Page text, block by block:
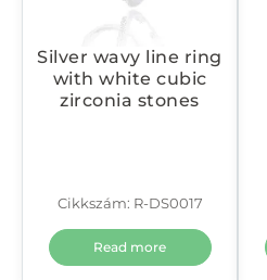
Silver wavy line ring
with white cubic
zirconia stones
Cikkszám: R-DS0017
Read more